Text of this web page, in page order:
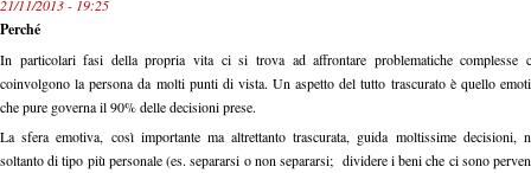
21/11/2013 - 19:25
Perché
In particolari fasi della propria vita ci si trova ad affrontare problematiche complesse
coinvolgono la persona da molti punti di vista. Un aspetto del tutto trascurato è quello
che pure governa il 90% delle decisioni prese.
La sfera emotiva, così importante ma altrettanto trascurata, guida moltissime decisioni,
soltanto di tipo più personale (es. separarsi o non separarsi; dividere i beni che ci sono